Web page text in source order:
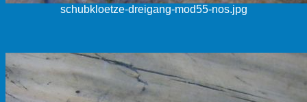
schubkloetze-dreigang-mod55-nos.jpg